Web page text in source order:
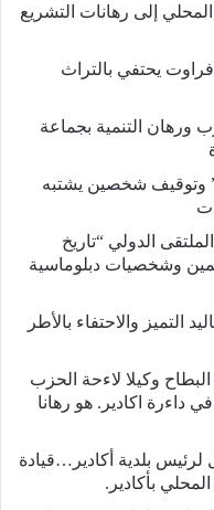
إلى رهانات التشريع
يحتفي بالتراث
ورهان التنمية بجماعة
وتوقيف شخصين يشتبه
الدولي “تاريخ
وشخصيات دبلوماسية
التميز والاحتفاء بالأطر
وكيلا لاءحة الحزب
داءرة اكادير. هو رهانا
لرئيس بلدية أكادير…قيادة
بأكادير.